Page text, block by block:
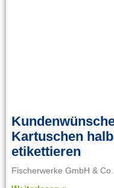
Kartuschen
etikettieren
Fischerwerke GmbH &